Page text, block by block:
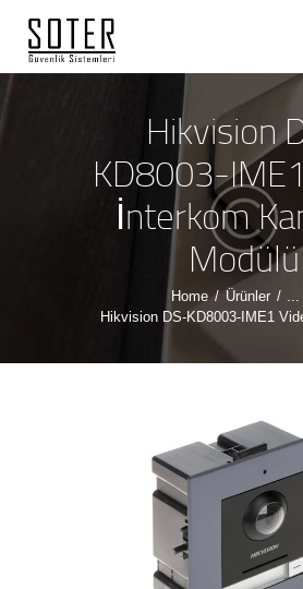
Hikvision
KD8003-
İnterkom
Modülü
Home Ürünler
...
Hikvision DS-KD8003-IME1
ANASAYFA
HAKKIMIZDA
HIZMETLERIMIZ
ÜRÜNLERIMIZ
REFERANSLARIMIZ
İLETIŞIM